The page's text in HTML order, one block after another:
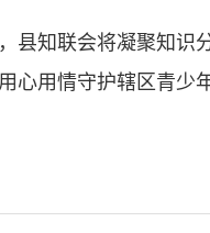
知联会将凝聚知识
心用情守护辖区青少